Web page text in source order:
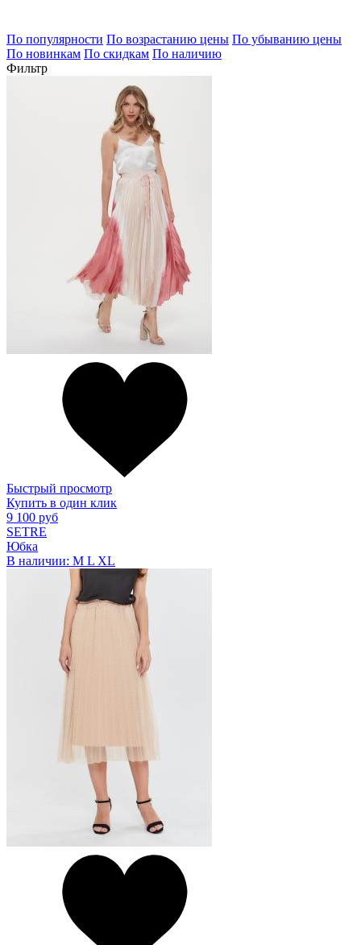
По популярности По возрастанию цены По убыванию цены
По новинкам По скидкам По наличию
Фильтр
Быстрый просмотр
Купить в один клик
9 100 руб
SETRE
Юбка
В наличии: M L XL